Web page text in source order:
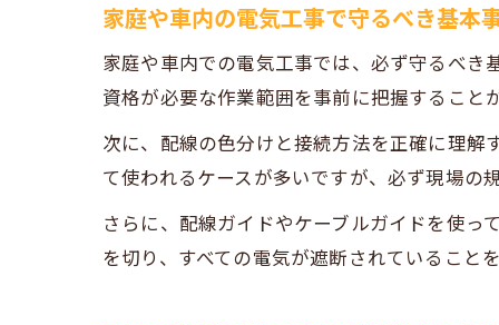
家庭や車内の電気工事で守るべき基本
家庭や車内での電気工事では、必ず守るべ
資格が必要な作業範囲を事前に把握すること
次に、配線の色分けと接続方法を正確に理
て使われるケースが多いですが、必ず現場の
さらに、配線ガイドやケーブルガイドを使
を切り、すべての電気が遮断されていること